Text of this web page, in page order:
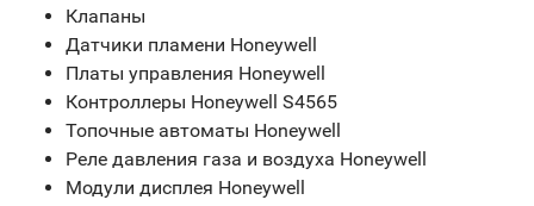
Клапаны
Датчики пламени Honeywell
Платы управления Honeywell
Контроллеры Honeywell S4565
Топочные автоматы Honeywell
Реле давления газа и воздуха Honeywell
Модули дисплея Honeywell